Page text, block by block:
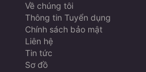
Về chúng tôi
Thông tin Tuyển dụng
Chính sách bảo mật
Liên hệ
Tin tức
Sơ đồ